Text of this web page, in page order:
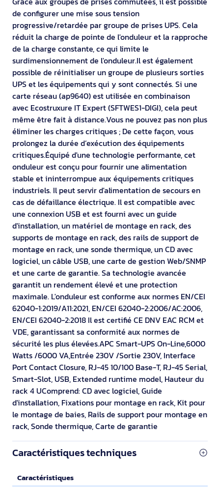
de configurer une mise sous tension
progressive/retardée par groupe de prises UPS. Cela
réduit la charge de pointe de l'onduleur et la rapproche
de la charge constante, ce qui limite le
surdimensionnement de l'onduleur.Il est également
possible de réinitialiser un groupe de plusieurs sorties
UPS et les équipements qui y sont connectés. Si une
carte réseau (ap9640) est utilisée en combinaison
avec Ecostruxure IT Expert (SFTWES1-DIGI), cela peut
même être fait à distance.Vous ne pouvez pas non plus
éliminer les charges critiques ; De cette façon, vous
prolongez la durée d’exécution des équipements
critiques.Équipé d'une technologie performante, cet
onduleur est conçu pour fournir une alimentation
stable et ininterrompue aux équipements critiques
industriels. Il peut servir d'alimentation de secours en
cas de défaillance électrique. Il est compatible avec
une connexion USB et est fourni avec un guide
d'installation, un matériel de montage en rack, des
supports de montage en rack, des rails de support de
montage en rack, une sonde thermique, un CD avec
logiciel, un câble USB, une carte de gestion Web/SNMP
et une carte de garantie. Sa technologie avancée
garantit un rendement élevé et une protection
maximale. L'onduleur est conforme aux normes EN/CEI
62040-1:2019/A11:2021, EN/CEI 62040-2:2006/AC:2006,
EN/CEI 62040-2:2018 Il est certifié CE DNV EAC RCM et
VDE, garantissant sa conformité aux normes de
sécurité les plus élevées.APC Smart-UPS On-Line,6000
Watts /6000 VA,Entrée 230V /Sortie 230V, Interface
Port Contact Closure, RJ-45 10/100 Base-T, RJ-45 Serial,
Smart-Slot, USB, Extended runtime model, Hauteur du
rack 4 UComprend: CD avec logiciel, Guide
d'installation, Fixations pour montage en rack, Kit pour
le montage de baies, Rails de support pour montage en
rack, Sonde thermique, Carte de garantie
Caractéristiques techniques
Caractéristiques